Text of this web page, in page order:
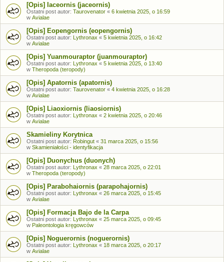
[Opis] Iaceornis (jaceornis)
Ostatni post autor: Taurovenator « 6 kwietnia 2025, o 16:59
w Avialae
[Opis] Eopengornis (eopengornis)
Ostatni post autor: Lythronax « 5 kwietnia 2025, o 16:42
w Avialae
[Opis] Yuanmouraptor (juanmouraptor)
Ostatni post autor: Lythronax « 5 kwietnia 2025, o 13:40
w Theropoda (teropody)
[Opis] Apatornis (apatornis)
Ostatni post autor: Taurovenator « 4 kwietnia 2025, o 16:28
w Avialae
[Opis] Liaoxiornis (liaosiornis)
Ostatni post autor: Lythronax « 2 kwietnia 2025, o 20:46
w Avialae
Skamieliny Korytnica
Ostatni post autor: Robingut « 31 marca 2025, o 15:56
w Skamieniałości - identyfikacja
[Opis] Duonychus (duonych)
Ostatni post autor: Lythronax « 28 marca 2025, o 22:01
w Theropoda (teropody)
[Opis] Parabohaiornis (parapohajornis)
Ostatni post autor: Lythronax « 26 marca 2025, o 15:45
w Avialae
[Opis] Formacja Bajo de la Carpa
Ostatni post autor: Lythronax « 25 marca 2025, o 09:45
w Paleontologia kręgowców
[Opis] Noguerornis (noguerornis)
Ostatni post autor: Lythronax « 18 marca 2025, o 20:17
w Avialae